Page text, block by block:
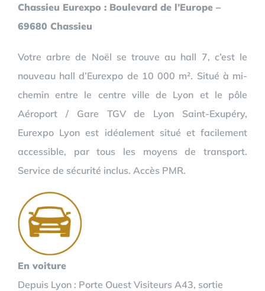
Chassieu Eurexpo : Boulevard de l’Europe –
69680 Chassieu
Votre arbre de Noël se trouve au hall 7, c’est le
nouveau hall d’Eurexpo de 10 000 m². Situé à mi-
chemin entre le centre ville de Lyon et le pôle
Aéroport / Gare TGV de Lyon Saint-Exupéry,
Eurexpo Lyon est idéalement situé et facilement
accessible, par tous les moyens de transport.
Service de sécurité inclus. Accès PMR.
En voiture
Depuis Lyon : Porte Ouest Visiteurs A43, sortie